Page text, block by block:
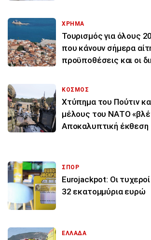
ΧΡΗΜΑ
Τουρισμός για όλους
που κάνουν σήμερα
προϋποθέσεις και οι
ΚΟΣΜΟΣ
Χτύπημα του Πούτιν
μέλους του ΝΑΤΟ
Αποκαλυπτική έκθεση
ΣΠΟΡ
Eurojackpot: Οι τυχεροί
32 εκατoμμύρια ευρώ
ΕΛΛΑΔΑ